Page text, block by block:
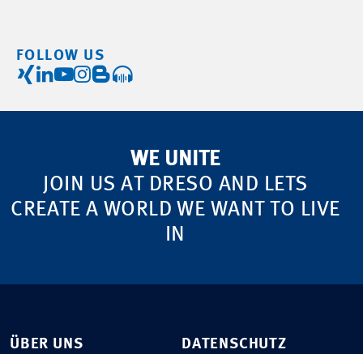
FOLLOW US
WE UNITE
JOIN US AT DRESO AND LETS
CREATE A WORLD WE WANT TO LIVE
IN
ÜBER UNS DATENSCHUTZ